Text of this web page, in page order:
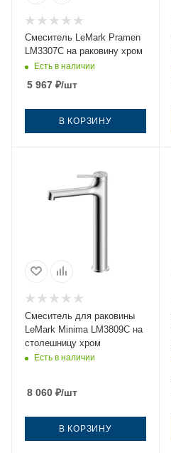
Смеситель LeMark Pramen
LM3307C на раковину хром
Есть в наличии
5 967 ₽/шт
В КОРЗИНУ
Смеситель для раковины
LeMark Minima LM3809C на
столешницу хром
Есть в наличии
8 060 ₽/шт
В КОРЗИНУ